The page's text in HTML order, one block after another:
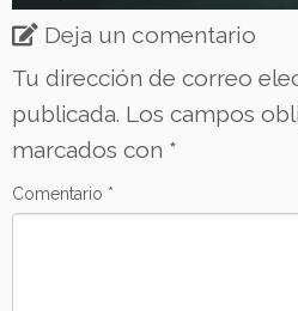
Deja un comentario
Tu dirección de correo
publicada. Los campos
marcados con *
Comentario *